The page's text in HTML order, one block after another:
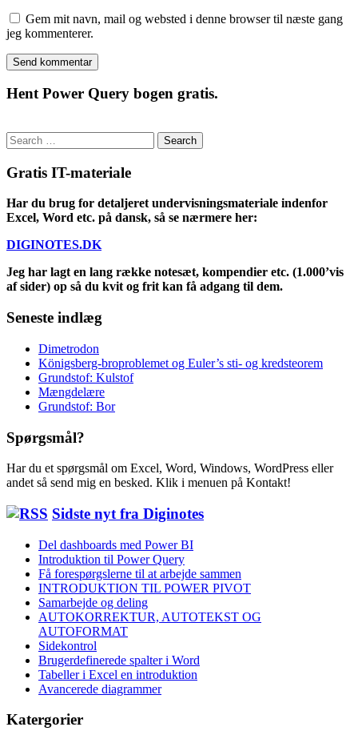
Gem mit navn, mail og websted i denne browser til næste gang
jeg kommenterer.
Hent Power Query bogen gratis.
Search
for:
Gratis IT-materiale
Har du brug for detaljeret undervisningsmateriale indenfor
Excel, Word etc. på dansk, så se nærmere her:
DIGINOTES.DK
Jeg har lagt en lang række notesæt, kompendier etc. (1.000’vis
af sider) op så du kvit og frit kan få adgang til dem.
Seneste indlæg
Dimetrodon
Königsberg-broproblemet og Euler’s sti- og kredsteorem
Grundstof: Kulstof
Mængdelære
Grundstof: Bor
Spørgsmål?
Har du et spørgsmål om Excel, Word, Windows, WordPress eller
andet så send mig en besked. Klik i menuen på Kontakt!
Sidste nyt fra Diginotes
Del dashboards med Power BI
Introduktion til Power Query
Få forespørgslerne til at arbejde sammen
INTRODUKTION TIL POWER PIVOT
Samarbejde og deling
AUTOKORREKTUR, AUTOTEKST OG
AUTOFORMAT
Sidekontrol
Brugerdefinerede spalter i Word
Tabeller i Excel en introduktion
Avancerede diagrammer
Katergorier